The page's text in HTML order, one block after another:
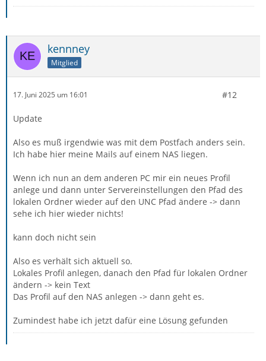
kennney
Mitglied
17. Juni 2025 um 16:01 #12
Update
Also es muß irgendwie was mit dem Postfach anders sein.
Ich habe hier meine Mails auf einem NAS liegen.
Wenn ich nun an dem anderen PC mir ein neues Profil
anlege und dann unter Servereinstellungen den Pfad des
lokalen Ordner wieder auf den UNC Pfad ändere -> dann
sehe ich hier wieder nichts!
kann doch nicht sein
Also es verhält sich aktuell so.
Lokales Profil anlegen, danach den Pfad für lokalen Ordner
ändern -> kein Text
Das Profil auf den NAS anlegen -> dann geht es.
Zumindest habe ich jetzt dafür eine Lösung gefunden